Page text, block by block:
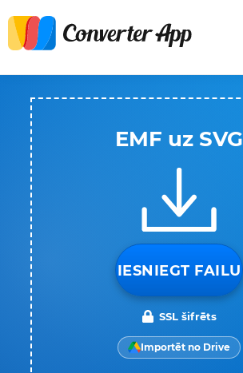
EMF uz SVG
IESNIEGT FAILU
SSL šifrēts
Importēt no Drive